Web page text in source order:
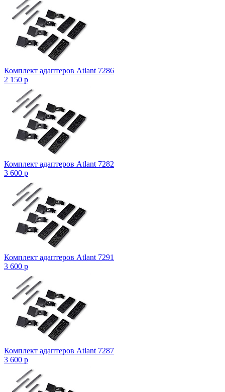
Комплект адаптеров Atlant 7286
2 150 p
Комплект адаптеров Atlant 7282
3 600 p
Комплект адаптеров Atlant 7291
3 600 p
Комплект адаптеров Atlant 7287
3 600 p